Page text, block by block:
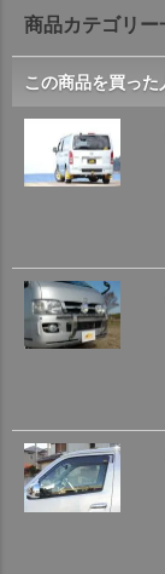
商品カテゴリー
この商品を買っ